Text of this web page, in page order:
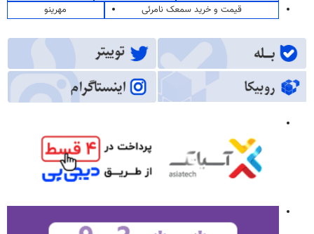
قیمت و خرید سمعک نامرئی
مهرینو